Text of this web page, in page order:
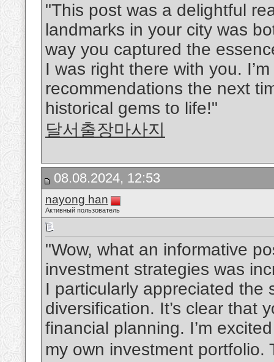
"This post was a delightful
landmarks in your city was
way you captured the
I was right there with you.
recommendations the next
historical gems to life!"
달서출장마사지
08.08.2024, 12:53
nayong han
Активный пользователь
"Wow, what an informative
investment strategies was
I particularly appreciated the
diversification. It’s clear that
financial planning. I’m
my own investment portfolio.